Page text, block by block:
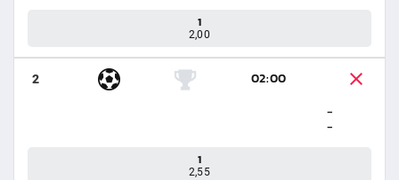
1
2,00
2
02:00
-
-
1
2,55